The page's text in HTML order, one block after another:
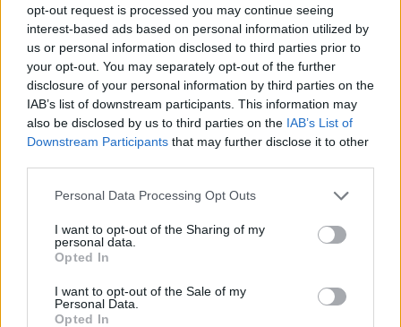
opt-out request is processed you may continue seeing
interest-based ads based on personal information utilized by
us or personal information disclosed to third parties prior to
your opt-out. You may separately opt-out of the further
disclosure of your personal information by third parties on the
IAB’s list of downstream participants. This information may
also be disclosed by us to third parties on the IAB’s List of
Downstream Participants that may further disclose it to other
Personal Data Processing Opt Outs
I want to opt-out of the Sharing of my
personal data.
Opted In
I want to opt-out of the Sale of my
Personal Data.
Opted In
RUGBY WORLD CUP
Francia-All Blacks, una sfida Mondiale
[VIDEO]
28.02.2021 16:51
RWC 2023: ecco il calendario
dell’Italia